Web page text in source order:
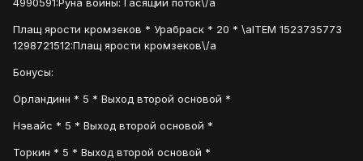
4990591:Руна войны: Гасящий поток\/a
Плащ ярости кромзеков * Урабраск * 20 * \aITEM 1523735773
1298721512:Плащ ярости кромзеков\/a
Бонусы:
Орландинн * 5 * Выход второй основой *
Нэвайс * 5 * Выход второй основой *
Торкин * 5 * Выход второй основой *